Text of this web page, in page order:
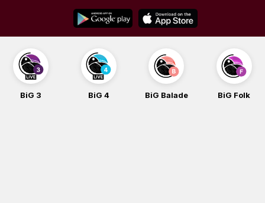
content
BiG 3 BiG 4 BiG Balade BiG Folk